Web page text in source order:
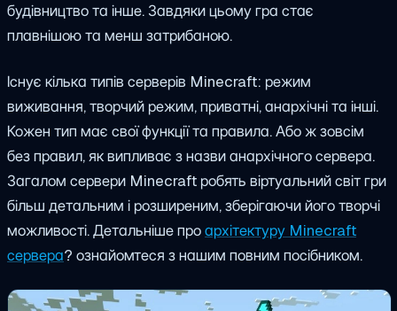
будівництво та інше. Завдяки цьому гра стає
плавнішою та менш затрибаною.
Існує кілька типів серверів Minecraft: режим
виживання, творчий режим, приватні, анархічні та інші.
Кожен тип має свої функції та правила. Або ж зовсім
без правил, як випливає з назви анархічного сервера.
Загалом сервери Minecraft робять віртуальний світ гри
більш детальним і розширеним, зберігаючи його творчі
можливості.Детальніше проархітектуру Minecraft
сервера? ознайомтеся з нашим повним посібником.